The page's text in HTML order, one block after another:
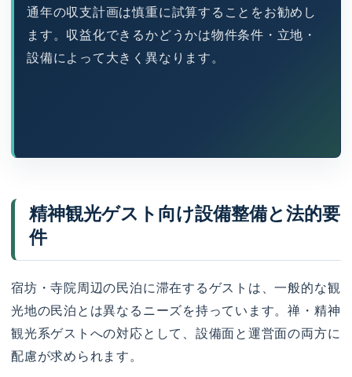
通年の収支計画は慎重に試算することをお勧めし
ます。収益化できるかどうかは物件条件・立地・
設備によって大きく異なります。
精神観光ゲスト向け設備整備と法的要
件
宿坊・寺院周辺の民泊に滞在するゲストは、一般的な観
光地の民泊とは異なるニーズを持っています。禅・精神
観光系ゲストへの対応として、設備面と運営面の両方に
配慮が求められます。